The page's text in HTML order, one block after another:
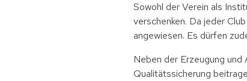
Sowohl der Verein als
verschenken. Da jeder
angewiesen. Es dürfen
Neben der Erzeugung und
Qualitätssicherung